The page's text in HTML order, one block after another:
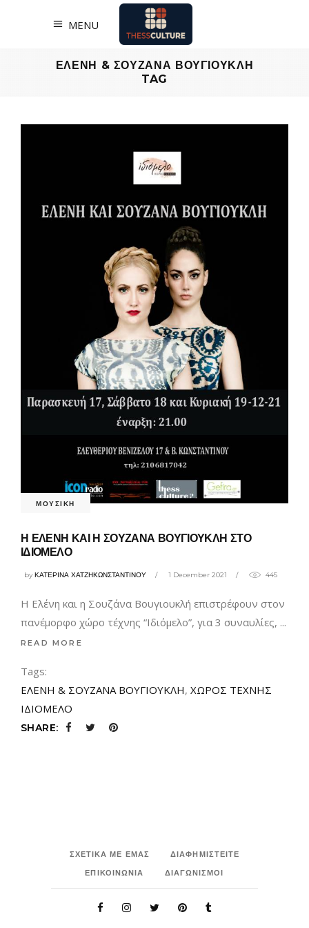
MENU
ΕΛΕΝΗ & ΣΟΥΖΑΝΑ ΒΟΥΓΙΟΥΚΛΗ
TAG
ΜΟΥΣΙΚΗ
Η ΕΛΕΝΗ ΚΑΙ Η ΣΟΥΖΑΝΑ ΒΟΥΓΙΟΥΚΛΗ ΣΤΟ
ΙΔΙΟΜΕΛΟ
byΚΑΤΕΡΙΝΑ ΧΑΤΖΗΚΩΝΣΤΑΝΤΙΝΟΥ 1 December 2021 445
Η Ελένη και η Σουζάνα Βουγιουκλή επιστρέφουν στον
πανέμορφο χώρο τέχνης “Ιδιόμελο”, για 3 συναυλίες,
READ MORE
Tags:
ΕΛΕΝΗ & ΣΟΥΖΑΝΑ ΒΟΥΓΙΟΥΚΛΗ, ΧΩΡΟΣ ΤΕΧΝΗΣ
ΙΔΙΟΜΕΛΟ
SHARE:
ΣΧΕΤΙΚΑ ΜΕ ΕΜΑΣ
ΔΙΑΦΗΜΙΣΤΕΙΤΕ
ΕΠΙΚΟΙΝΩΝΙΑ
ΔΙΑΓΩΝΙΣΜΟΙ